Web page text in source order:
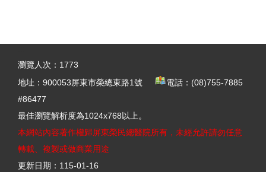
瀏覽人次： 1773
地址： 900053屏東市榮總東路1號
電話：(08)755-7885
#86477
最佳瀏覽解析度為1024x768以上。
本網站內容著作權歸屏東榮民總醫院所有，未經允許請勿任意
轉載、複製或做商業用途
更新日期： 115-01-16